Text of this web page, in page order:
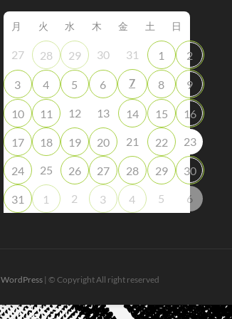
月 火 水 木 金 土 日
27 28 29 30 31 1 2
3 4 5 6 7 8 9
10 11 12 13 14 15 16
17 18 19 20 21 22 23
24 25 26 27 28 29 30
31 1 2 3 4 5 6
WordPress | © Copyright All right reserved